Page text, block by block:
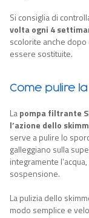
Si consiglia di
voltaogni 4
scolorite anche
essere sostituite.
Come pulire
Lapompa filtrante
l’azione dello
serve a pulire lo
galleggiano sulla
integramente
sospensione.
La pulizia dello
modo semplice e